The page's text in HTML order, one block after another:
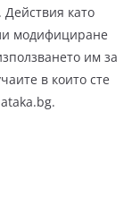
Действия като
модифициране
им за
в които сте